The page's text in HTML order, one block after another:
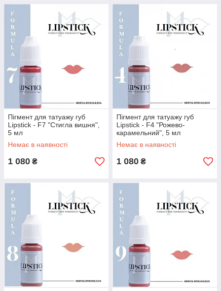
Пігмент для татуажу губ
Lipstick - F7 "Стигла вишня",
5 мл
Немає в наявності
1 080 ₴
Пігмент для татуажу губ
Lipstick - F4 "Рожево-
карамельний", 5 мл
Немає в наявності
1 080 ₴